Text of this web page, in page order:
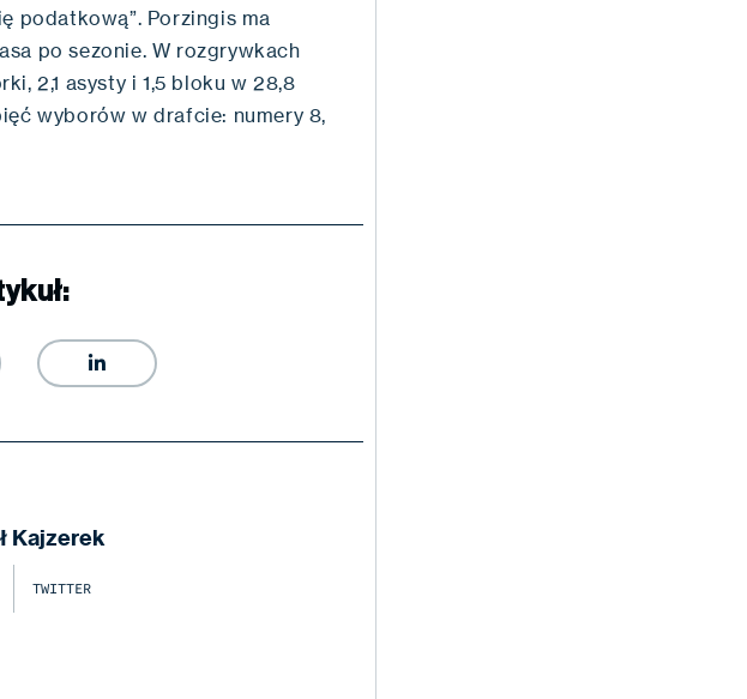
podatkową”. Porzingis ma
po sezonie. W rozgrywkach
2,1 asysty i 1,5 bloku w 28,8
wyborów w drafcie: numery 8,

Kajzerek
TWITTER